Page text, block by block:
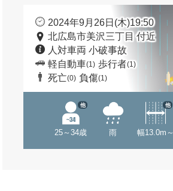
2024年9月26日(木)19:50
北広島市美沢三丁目 付近
人対車両 小破事故
軽自動車(1) 歩行者(1)
死亡(0) 負傷(1)
25～34歳
他
雨 幅13.0m～
他